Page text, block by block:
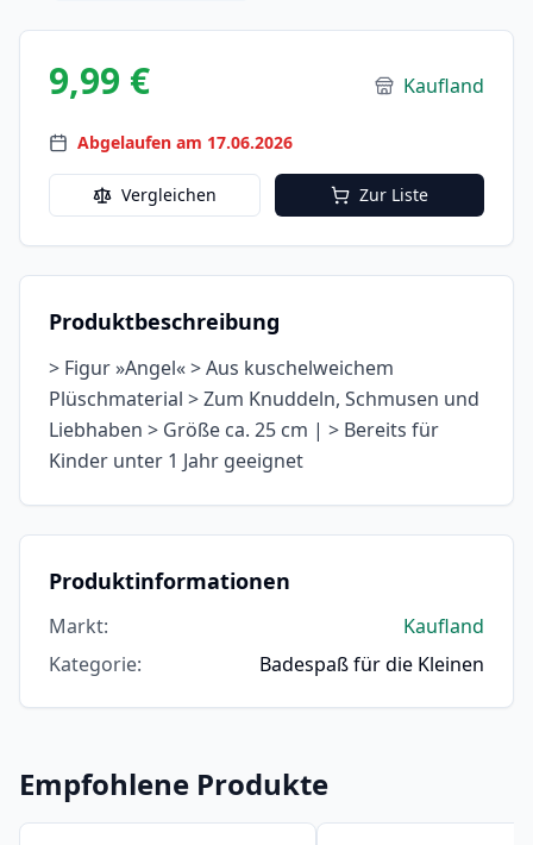
9,99 € Kaufland
Abgelaufen am 17.06.2026
Vergleichen Zur Liste
Produktbeschreibung
> Figur »Angel« > Aus kuschelweichem
Plüschmaterial > Zum Knuddeln, Schmusen und
Liebhaben > Größe ca. 25 cm | > Bereits für
Kinder unter 1 Jahr geeignet
Produktinformationen
Markt:
Kaufland
Kategorie: Badespaß für die Kleinen
Empfohlene Produkte